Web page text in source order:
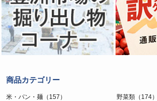
商品カテゴリー
米・パン・麺（157） 野菜類（174）